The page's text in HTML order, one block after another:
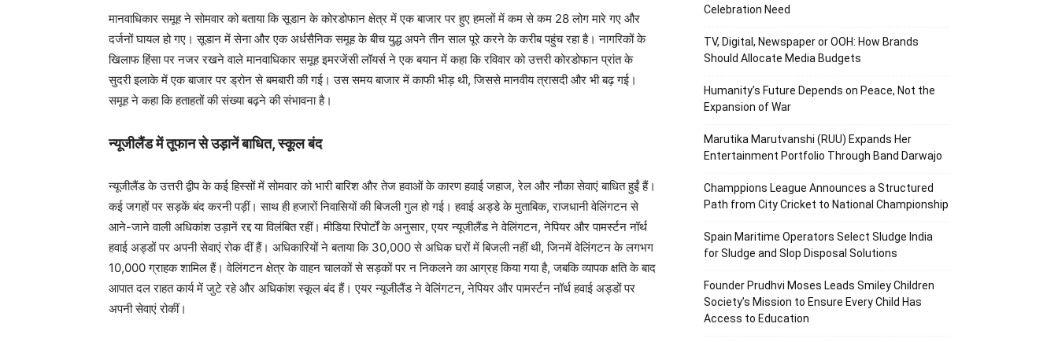
मानवाधिकार समूह ने सोमवार को बताया कि सूडान के कोरडोफान क्षेत्र में एक बाजार पर हुए हमलों में कम से कम 28 लोग मारे गए और
दर्जनों घायल हो गए। सूडान में सेना और एक अर्धसैनिक समूह के बीच युद्ध अपने तीन साल पूरे करने के करीब पहुंच रहा है। नागरिकों के
खिलाफ हिंसा पर नजर रखने वाले मानवाधिकार समूह इमरजेंसी लॉयर्स ने एक बयान में कहा कि रविवार को उत्तरी कोरडोफान प्रांत के
सुदरी इलाके में एक बाजार पर ड्रोन से बमबारी की गई। उस समय बाजार में काफी भीड़ थी, जिससे मानवीय त्रासदी और भी बढ़ गई।
समूह ने कहा कि हताहतों की संख्या बढ़ने की संभावना है।
न्यूजीलैंड में तूफान से उड़ानें बाधित, स्कूल बंद
न्यूजीलैंड के उत्तरी द्वीप के कई हिस्सों में सोमवार को भारी बारिश और तेज हवाओं के कारण हवाई जहाज, रेल और नौका सेवाएं बाधित हुईं हैं।
कई जगहों पर सड़कें बंद करनी पड़ीं। साथ ही हजारों निवासियों की बिजली गुल हो गई। हवाई अड्डे के मुताबिक, राजधानी वेलिंगटन से
आने-जाने वाली अधिकांश उड़ानें रद्द या विलंबित रहीं। मीडिया रिपोर्टों के अनुसार, एयर न्यूजीलैंड ने वेलिंगटन, नेपियर और पामर्स्टन नॉर्थ
हवाई अड्डों पर अपनी सेवाएं रोक दीं हैं। अधिकारियों ने बताया कि 30,000 से अधिक घरों में बिजली नहीं थी, जिनमें वेलिंगटन के लगभग
10,000 ग्राहक शामिल हैं। वेलिंगटन क्षेत्र के वाहन चालकों से सड़कों पर न निकलने का आग्रह किया गया है, जबकि व्यापक क्षति के बाद
आपात दल राहत कार्य में जुटे रहे और अधिकांश स्कूल बंद हैं। एयर न्यूजीलैंड ने वेलिंगटन, नेपियर और पामर्स्टन नॉर्थ हवाई अड्डों पर
अपनी सेवाएं रोकीं।
Celebration Need
TV, Digital, Newspaper or OOH: How Brands
Should Allocate Media Budgets
Humanity’s Future Depends on Peace, Not the
Expansion of War
Marutika Marutvanshi (RUU) Expands Her
Entertainment Portfolio Through Band Darwajo
Champpions League Announces a Structured
Path from City Cricket to National Championship
Spain Maritime Operators Select Sludge India
for Sludge and Slop Disposal Solutions
Founder Prudhvi Moses Leads Smiley Children
Society’s Mission to Ensure Every Child Has
Access to Education